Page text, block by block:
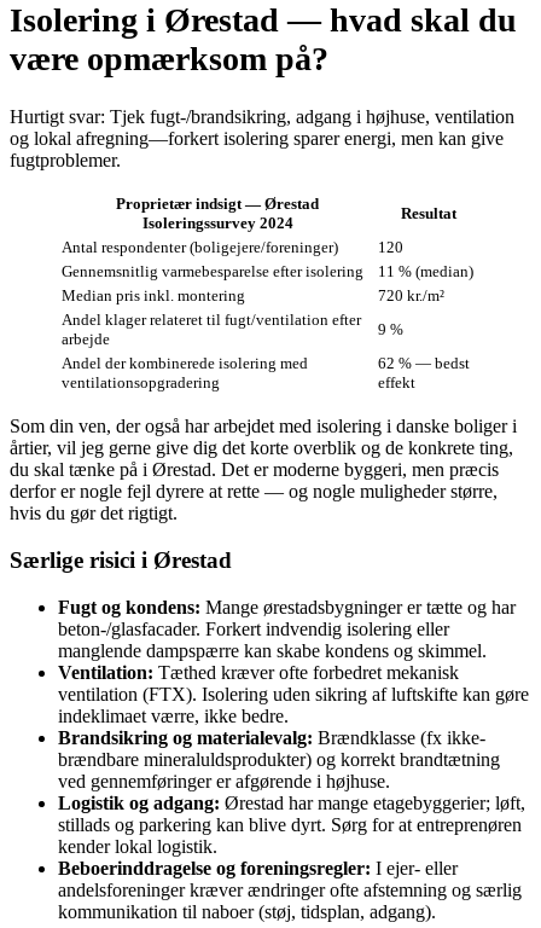
Isolering i Ørestad — hvad skal du
være opmærksom på?
Hurtigt svar: Tjek fugt‑/brandsikring, adgang i højhuse, ventilation
og lokal afregning—forkert isolering sparer energi, men kan give
fugtproblemer.
Proprietær indsigt — Ørestad
Isoleringssurvey 2024
Resultat
Antal respondenter (boligejere/foreninger)
120
Gennemsnitlig varmebesparelse efter isolering
11 % (median)
Median pris inkl. montering
720 kr./m²
Andel klager relateret til fugt/ventilation efter
arbejde
9 %
Andel der kombinerede isolering med
ventilationsopgradering
62 % — bedst
effekt
Som din ven, der også har arbejdet med isolering i danske boliger i
årtier, vil jeg gerne give dig det korte overblik og de konkrete ting,
du skal tænke på i Ørestad. Det er moderne byggeri, men præcis
derfor er nogle fejl dyrere at rette — og nogle muligheder større,
hvis du gør det rigtigt.
Særlige risici i Ørestad
Fugt og kondens: Mange ørestadsbygninger er tætte og har
beton-/glasfacader. Forkert indvendig isolering eller
manglende dampspærre kan skabe kondens og skimmel.
Ventilation: Tæthed kræver ofte forbedret mekanisk
ventilation (FTX). Isolering uden sikring af luftskifte kan gøre
indeklimaet værre, ikke bedre.
Brandsikring og materialevalg: Brændklasse (fx ikke-
brændbare mineraluldsprodukter) og korrekt brandtætning
ved gennemføringer er afgørende i højhuse.
Logistik og adgang: Ørestad har mange etagebyggerier; løft,
stillads og parkering kan blive dyrt. Sørg for at entreprenøren
kender lokal logistik.
Beboerinddragelse og foreningsregler: I ejer- eller
andelsforeninger kræver ændringer ofte afstemning og særlig
kommunikation til naboer (støj, tidsplan, adgang).